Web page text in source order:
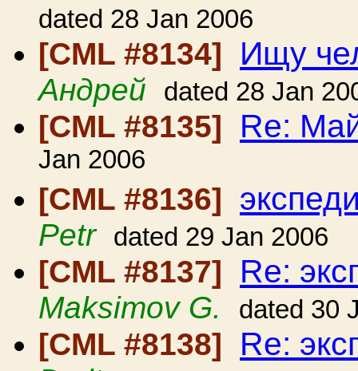
dated 28 Jan 2006
[CML #8134] Ищу
Андрей dated 28 Jan
[CML #8135] Re:
Jan 2006
[CML #8136]
Petr dated 29 Jan 2006
[CML #8137] Re:
Maksimov G. dated 30
[CML #8138] Re: